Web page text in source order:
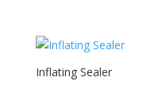
Inflating Sealer